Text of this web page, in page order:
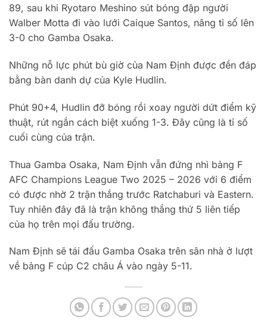
89, sau khi Ryotaro Meshino sút bóng đập người
Walber Motta đi vào lưới Caique Santos, nâng tỉ số lên
3-0 cho Gamba Osaka.
Những nỗ lực phút bù giờ của Nam Định được đền đáp
bằng bàn danh dự của Kyle Hudlin.
Phút 90+4, Hudlin đỡ bóng rồi xoay người dứt điểm kỹ
thuật, rút ngắn cách biệt xuống 1-3. Đây cũng là tỉ số
cuối cùng của trận.
Thua Gamba Osaka, Nam Định vẫn đứng nhì bảng F
AFC Champions League Two 2025 – 2026 với 6 điểm
có được nhờ 2 trận thắng trước Ratchaburi và Eastern.
Tuy nhiên đây đã là trận không thắng thứ 5 liên tiếp
của họ trên mọi đấu trường.
Nam Định sẽ tái đấu Gamba Osaka trên sân nhà ở lượt
về bảng F cúp C2 châu Á vào ngày 5-11.